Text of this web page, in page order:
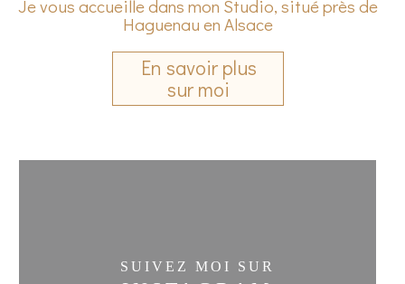
Je vous accueille dans mon Studio, situé près de
Haguenau en Alsace
En savoir plus
sur moi
SUIVEZ MOI SUR